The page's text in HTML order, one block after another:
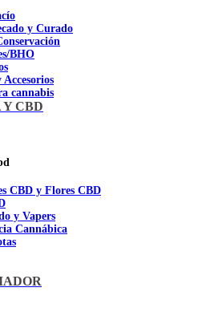
y Curado
BHO
Accesorios
cannabis
cogollos
CBD
CBD y Flores CBD
y Vapers
Cannábica